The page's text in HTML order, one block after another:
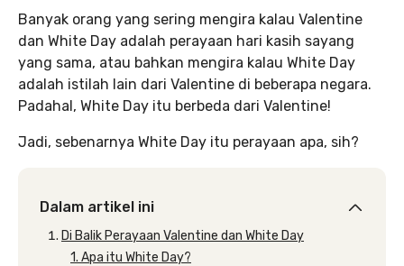
Banyak orang yang sering mengira kalau Valentine
dan White Day adalah perayaan hari kasih sayang
yang sama, atau bahkan mengira kalau White Day
adalah istilah lain dari Valentine di beberapa negara.
Padahal, White Day itu berbeda dari Valentine!
Jadi, sebenarnya White Day itu perayaan apa, sih?
Dalam artikel ini
Di Balik Perayaan Valentine dan White Day
1. Apa itu White Day?